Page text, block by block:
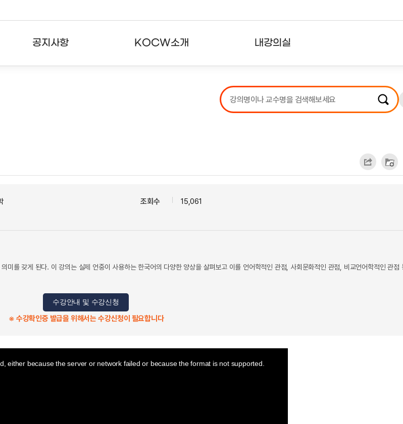
공지사항 KOCW소개 내강의실
강의리스트
수강확인증강의
조회수 15,061
미를 갖게 된다. 이 강의는 실제 언중이 사용하는 한국어의 다양한 양상을 살펴보고 이를 언어학적인 관점, 사회문화적인 관점, 비교언어학적인 관점
수강안내 및 수강신청
※ 수강확인증 발급을 위해서는 수강신청이 필요합니다
either because the server or network failed or because the format is not supported.